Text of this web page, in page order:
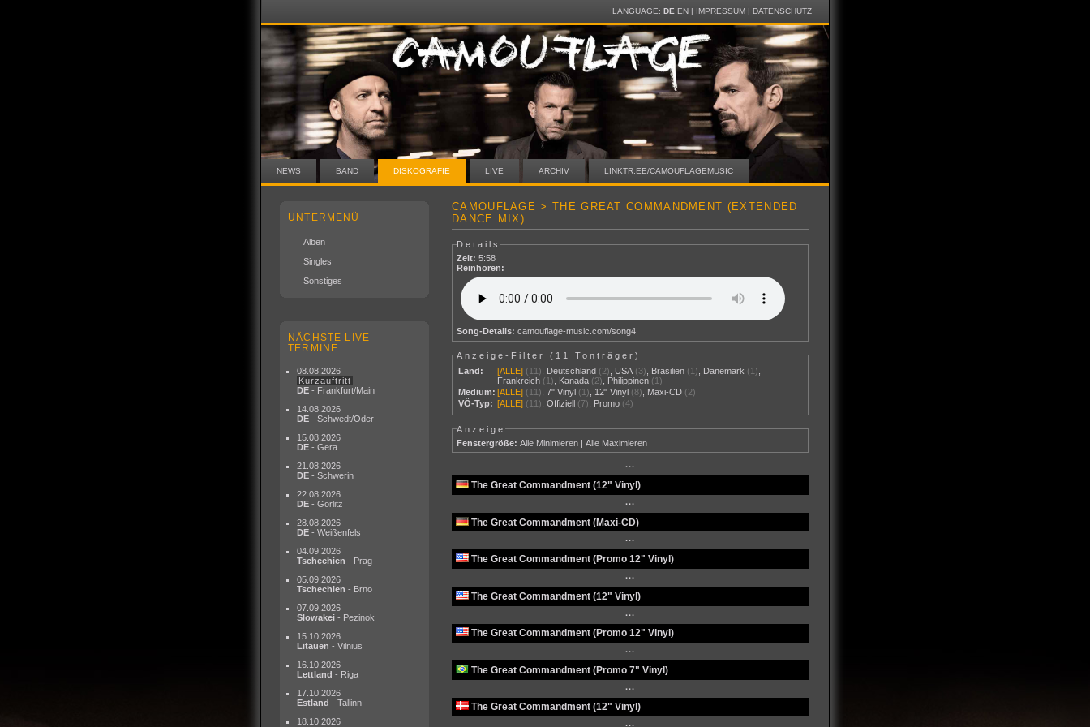
LANGUAGE: DE EN| IMPRESSUM| DATENSCHUTZ
NEWS BAND DISKOGRAFIE LIVE ARCHIV LINKTR.EE/CAMOUFLAGEMUSIC
UNTERMENÜ
Alben
Singles
Sonstiges
NÄCHSTE LIVE
TERMINE
08.08.2026
Kurzauftritt
DE - Frankfurt/Main
14.08.2026
DE - Schwedt/Oder
15.08.2026
DE - Gera
21.08.2026
DE - Schwerin
22.08.2026
DE - Görlitz
28.08.2026
DE - Weißenfels
04.09.2026
Tschechien - Prag
05.09.2026
Tschechien - Brno
07.09.2026
Slowakei - Pezinok
15.10.2026
Litauen - Vilnius
16.10.2026
Lettland - Riga
17.10.2026
Estland - Tallinn
18.10.2026
CAMOUFLAGE > THE GREAT COMMANDMENT (EXTENDED
DANCE MIX)
Details
Zeit: 5:58
Reinhören:
Song-Details: camouflage-music.com/song4
Anzeige-Filter ( 11 Tonträger)
Land:
[ALLE] (11) Deutschland (2) USA (3) Brasilien (1) Dänemark (1)
Frankreich (1) Kanada (2) Philippinen (1)
Medium: [ALLE] (11) ,7" Vinyl (1) 12" Vinyl (8) Maxi-CD (2)
VÖ-Typ: [ALLE] (11) ,Offiziell (7) Promo (4)
Anzeige
Fenstergröße: Alle Minimieren |Alle Maximieren
···
The Great Commandment (12" Vinyl)
···
The Great Commandment (Maxi-CD)
···
The Great Commandment (Promo 12" Vinyl)
···
The Great Commandment (12" Vinyl)
···
The Great Commandment (Promo 12" Vinyl)
···
The Great Commandment (Promo 7" Vinyl)
···
The Great Commandment (12" Vinyl)